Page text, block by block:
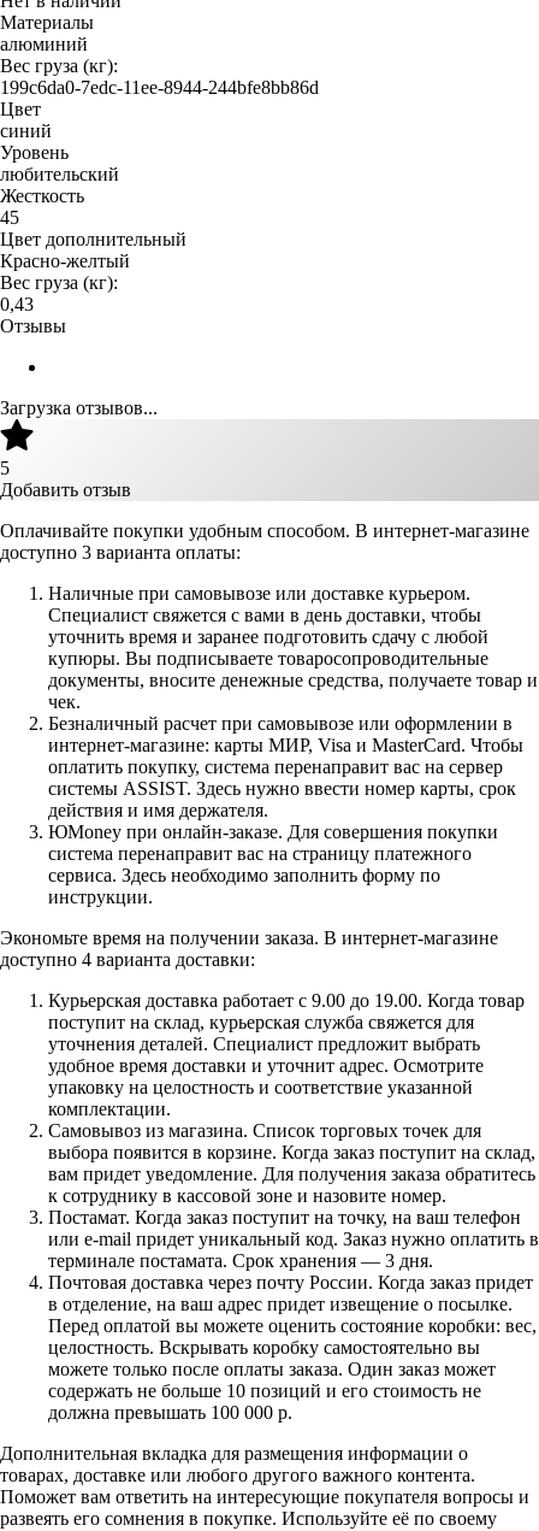
Материалы
алюминий
Вес груза (кг):
199c6da0-7edc-11ee-8944-244bfe8bb86d
Цвет
синий
Уровень
любительский
Жесткость
45
Цвет дополнительный
Красно-желтый
Вес груза (кг):
0,43
Отзывы
Загрузка отзывов...
5
Добавить отзыв
Оплачивайте покупки удобным способом. В интернет-магазине
доступно 3 варианта оплаты:
Наличные при самовывозе или доставке курьером.
Специалист свяжется с вами в день доставки, чтобы
уточнить время и заранее подготовить сдачу с любой
купюры. Вы подписываете товаросопроводительные
документы, вносите денежные средства, получаете товар и
чек.
Безналичный расчет при самовывозе или оформлении в
интернет-магазине: карты МИР, Visa и MasterCard. Чтобы
оплатить покупку, система перенаправит вас на сервер
системы ASSIST. Здесь нужно ввести номер карты, срок
действия и имя держателя.
ЮMoney при онлайн-заказе. Для совершения покупки
система перенаправит вас на страницу платежного
сервиса. Здесь необходимо заполнить форму по
инструкции.
Экономьте время на получении заказа. В интернет-магазине
доступно 4 варианта доставки:
Курьерская доставка работает с 9.00 до 19.00. Когда товар
поступит на склад, курьерская служба свяжется для
уточнения деталей. Специалист предложит выбрать
удобное время доставки и уточнит адрес. Осмотрите
упаковку на целостность и соответствие указанной
комплектации.
Самовывоз из магазина. Список торговых точек для
выбора появится в корзине. Когда заказ поступит на склад,
вам придет уведомление. Для получения заказа обратитесь
к сотруднику в кассовой зоне и назовите номер.
Постамат. Когда заказ поступит на точку, на ваш телефон
или e-mail придет уникальный код. Заказ нужно оплатить в
терминале постамата. Срок хранения — 3 дня.
Почтовая доставка через почту России. Когда заказ придет
в отделение, на ваш адрес придет извещение о посылке.
Перед оплатой вы можете оценить состояние коробки: вес,
целостность. Вскрывать коробку самостоятельно вы
можете только после оплаты заказа. Один заказ может
содержать не больше 10 позиций и его стоимость не
должна превышать 100 000 р.
Дополнительная вкладка для размещения информации о
товарах, доставке или любого другого важного контента.
Поможет вам ответить на интересующие покупателя вопросы и
развеять его сомнения в покупке. Используйте её по своему